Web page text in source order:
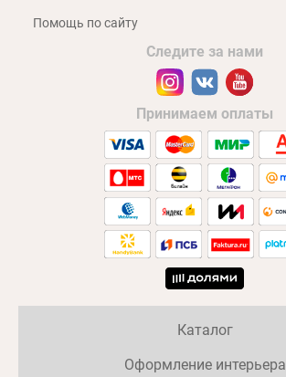
Помощь по сайту
Следите за нами
Принимаем оплаты
Каталог
Оформление интерьера